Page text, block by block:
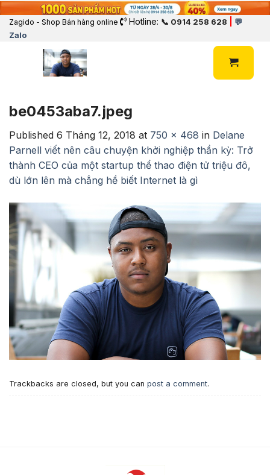
Zagido - Shop Bán hàng online Hotline: 📞 0914 258 628
💬
Zalo
be0453aba7.jpeg
Published 6 Tháng 12, 2018 at 750 × 468 in Delane
Parnell viết nên câu chuyện khởi nghiệp thần kỳ: Trở
thành CEO của một startup thể thao điện tử triệu đô,
dù lớn lên mà chẳng hề biết Internet là gì
Trackbacks are closed, but you can post a comment.